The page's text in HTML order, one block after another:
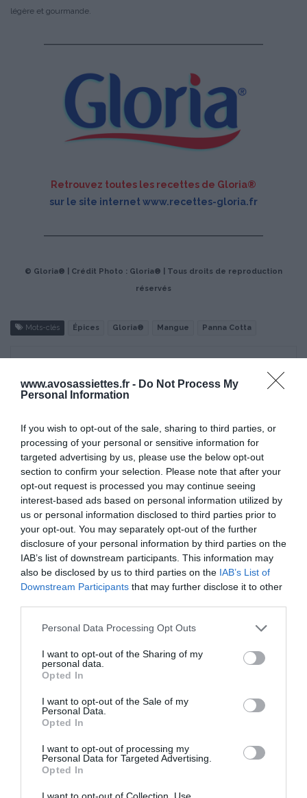
www.avosassiettes.fr - Do Not Process My
Personal Information
If you wish to opt-out of the sale, sharing to third parties, or
processing of your personal or sensitive information for
targeted advertising by us, please use the below opt-out
section to confirm your selection. Please note that after your
opt-out request is processed you may continue seeing
interest-based ads based on personal information utilized by
us or personal information disclosed to third parties prior to
your opt-out. You may separately opt-out of the further
disclosure of your personal information by third parties on the
IAB’s list of downstream participants. This information may
also be disclosed by us to third parties on the IAB’s List of
Downstream Participants that may further disclose it to other
Please note that this website/app uses one or more Google
not limited to your visit or usage behaviour. You may click to
grant or deny consent to Google and its third-party tags to
use your data for below specified purposes in below Google
consent section.
Personal Data Processing Opt Outs
I want to opt-out of the Sharing of my
personal data.
Opted In
I want to opt-out of the Sale of my
Personal Data.
Opted In
I want to opt-out of processing my
Personal Data for Targeted Advertising.
Opted In
I want to opt-out of Collection, Use,
légère et gourmande.
Retrouvez toutes les recettes de Gloria®
sur le site internet www.recettes-gloria.fr
© Gloria® | Crédit Photo : Gloria® | Tous droits de reproduction
réservés
Mots-clés Épices Gloria® Mangue Panna Cotta
Pinterest Partager par Email
ÇA PEUT AUSSI VOUS INTÉRESSER